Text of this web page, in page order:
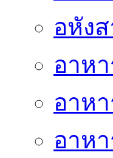
อหัง
อาห
อาหา
อาห